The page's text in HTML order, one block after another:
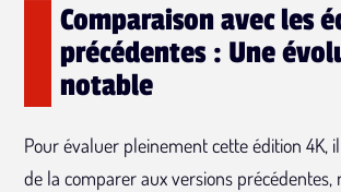
Comparaison avec les
précédentes : Une
notable
Pour évaluer pleinement cette édition 4K,
de la comparer aux versions